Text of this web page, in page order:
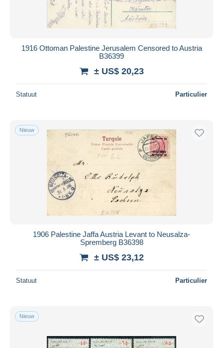
1916 Ottoman Palestine Jerusalem Censored to Austria
B36399
± US$ 20,23
Statuut Particulier
Nieuw
1906 Palestine Jaffa Austria Levant to Neusalza-
Spremberg B36398
± US$ 23,12
Statuut Particulier
Nieuw